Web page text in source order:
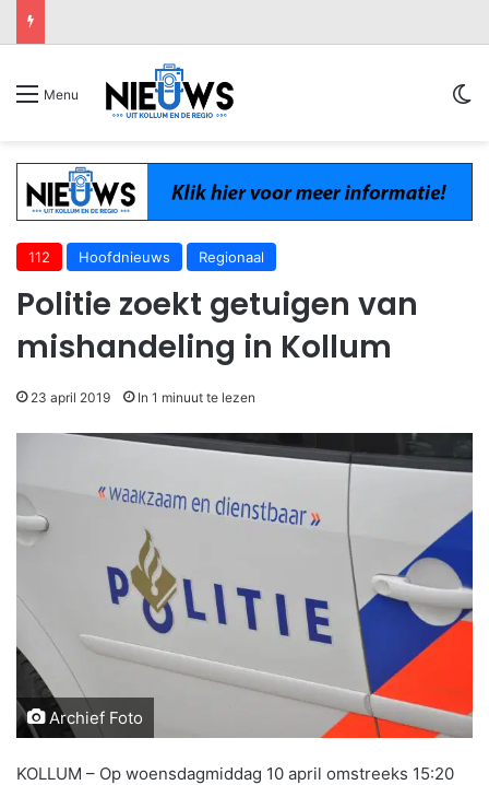
Menu
112 Hoofdnieuws Regionaal
Politie zoekt getuigen van
mishandeling in Kollum
23 april 2019 In 1 minuut te lezen
Archief Foto
KOLLUM – Op woensdagmiddag 10 april omstreeks 15:20